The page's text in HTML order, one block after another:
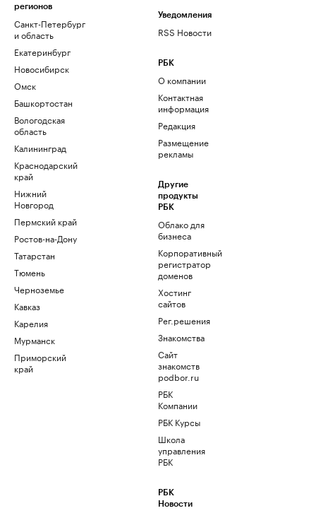
регионов
Санкт-Петербург
и область
Екатеринбург
Новосибирск
Омск
Башкортостан
Вологодская
область
Калининград
Краснодарский
край
Нижний
Новгород
Пермский край
Ростов-на-Дону
Татарстан
Тюмень
Черноземье
Кавказ
Карелия
Мурманск
Приморский
край
Уведомления
RSS Новости
РБК
О компании
Контактная
информация
Редакция
Размещение
рекламы
Другие
продукты
РБК
Облако для
бизнеса
Корпоративный
регистратор
доменов
Хостинг
сайтов
Рег.решения
Знакомства
Сайт
знакомств
podbor.ru
РБК
Компании
РБК Курсы
Школа
управления
РБК
РБК
Новости